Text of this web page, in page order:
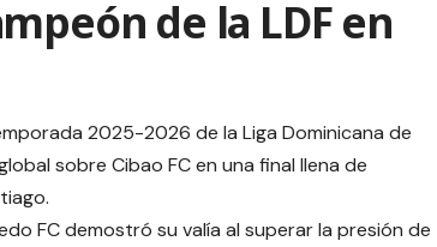
de la LDF en
2025-2026 de la Liga Dominicana de
sobre Cibao FC en una final llena de
FC demostró su valía al superar la presión de